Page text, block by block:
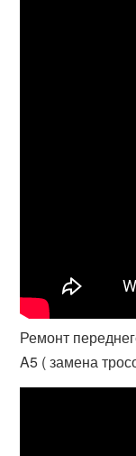
Ремонт
A5 ( замена